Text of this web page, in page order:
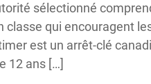
sélectionné
classe qui encouragent
est un arrêt-clé
12 ans […]
Vous venez
l’avons
testons
certains